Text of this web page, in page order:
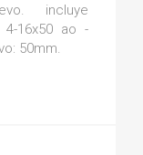
incluye
16x50 ao -
50mm.